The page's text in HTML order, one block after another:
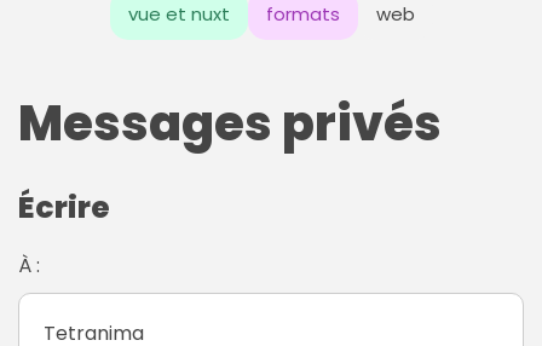
vue et nuxt formats web
Messages privés
Écrire
À :